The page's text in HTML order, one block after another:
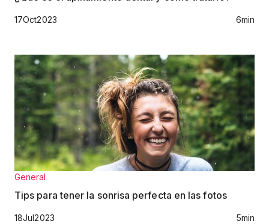
17Oct2023 6min
General
Tips para tener la sonrisa perfecta en las fotos
18Jul2023 5min